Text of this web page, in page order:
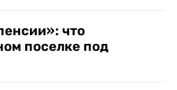
что
поселке под